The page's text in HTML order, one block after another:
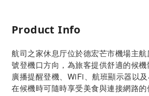
Product Info
航司之家休息厅位於德宏芒市機場主
號登機口方向，為旅客提供舒適的候
廣播提醒登機、WiFi、航班顯示器以
在候機時可隨時享受美食與連接網路